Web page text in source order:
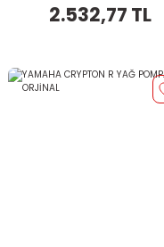
2.532,77 TL